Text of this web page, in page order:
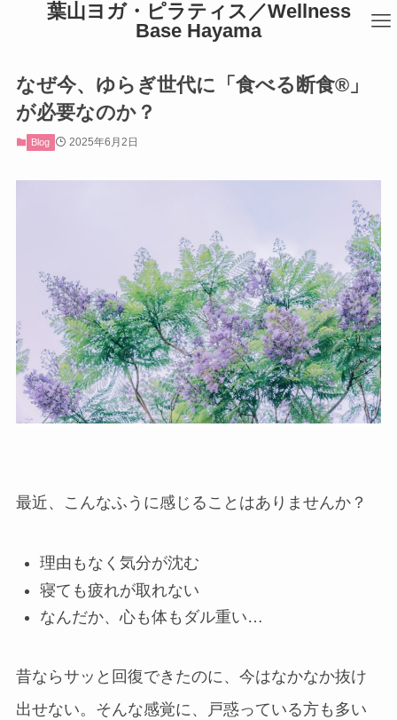
葉山ヨガ・ピラティス／Wellness
Base Hayama
なぜ今、ゆらぎ世代に「食べる断食®︎」
が必要なのか？
Blog 2025年6月2日
最近、こんなふうに感じることはありませんか？
理由もなく気分が沈む
寝ても疲れが取れない
なんだか、心も体もダル重い…
昔ならサッと回復できたのに、今はなかなか抜け
出せない。そんな感覚に、戸惑っている方も多い